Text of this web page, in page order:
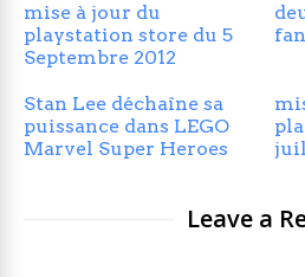
mise à jour du
playstation store du 5
Septembre 2012
Stan Lee déchaîne sa
puissance dans LEGO
Marvel Super Heroes
Leave a